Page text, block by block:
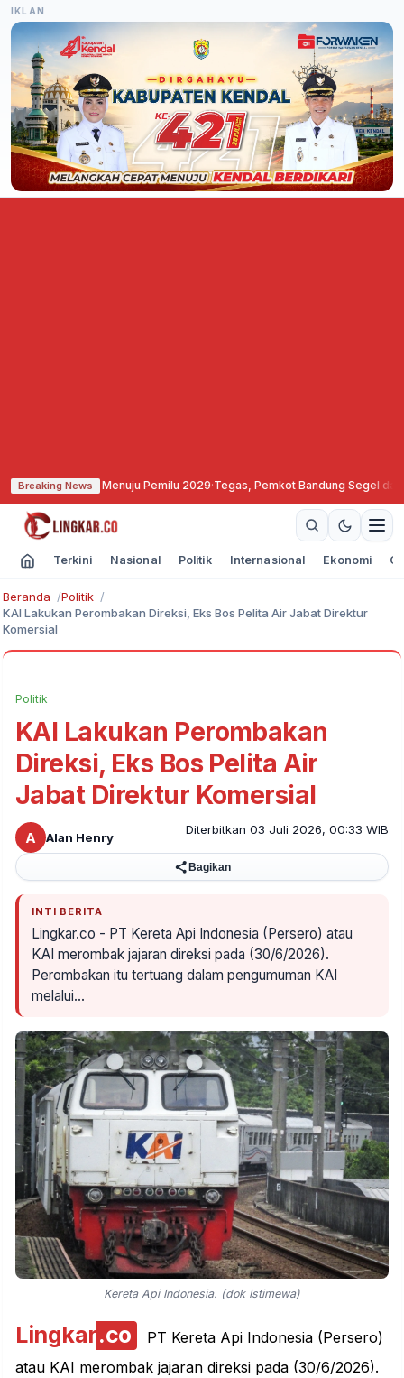
IKLAN
Breaking News
Menuju Pemilu 2029·Tegas, Pemkot Bandung Segel dan Bekukan
Terkini Nasional Politik Internasional Ekonomi
Beranda
Politik
KAI Lakukan Perombakan Direksi, Eks Bos Pelita Air Jabat Direktur
Komersial
Politik
KAI Lakukan Perombakan
Direksi, Eks Bos Pelita Air
Jabat Direktur Komersial
A Alan Henry
Diterbitkan 03 Juli 2026, 00:33 WIB
Bagikan
INTI BERITA
Lingkar.co - PT Kereta Api Indonesia (Persero) atau
KAI merombak jajaran direksi pada (30/6/2026).
Perombakan itu tertuang dalam pengumuman KAI
melalui…
Kereta Api Indonesia. (dok Istimewa)
Lingkar.co
PT Kereta Api Indonesia (Persero)
atau KAI merombak jajaran direksi pada (30/6/2026).